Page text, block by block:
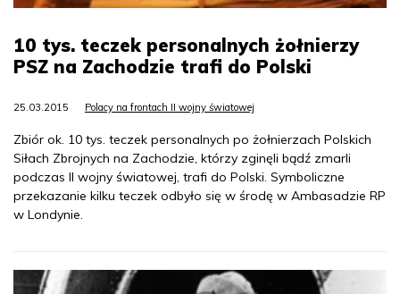
10 tys. teczek personalnych żołnierzy
PSZ na Zachodzie trafi do Polski
25.03.2015 Polacy na frontach II wojny światowej
Zbiór ok. 10 tys. teczek personalnych po żołnierzach Polskich
Siłach Zbrojnych na Zachodzie, którzy zginęli bądź zmarli
podczas II wojny światowej, trafi do Polski. Symboliczne
przekazanie kilku teczek odbyło się w środę w Ambasadzie RP
w Londynie.